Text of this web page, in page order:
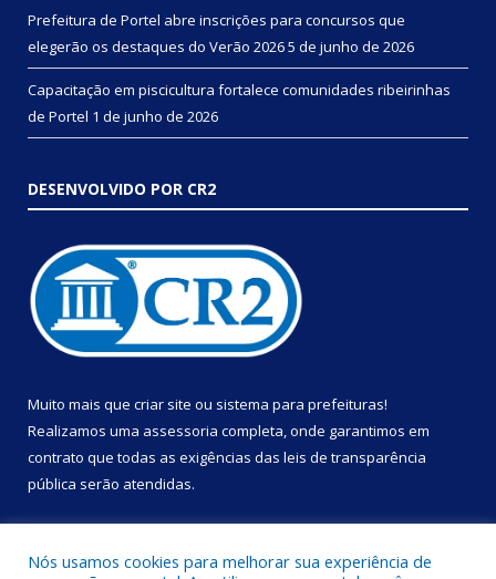
Prefeitura de Portel abre inscrições para concursos que
elegerão os destaques do Verão 20265 de junho de 2026
Capacitação em piscicultura fortalece comunidades ribeirinhas
de Portel 1 de junho de 2026
DESENVOLVIDO POR CR2
Muito mais que criar site ou sistema para prefeituras!
Realizamos uma assessoria completa, onde garantimos em
contrato que todas as exigências das leis de transparência
pública serão atendidas.
Nós usamos cookies para melhorar sua experiência de